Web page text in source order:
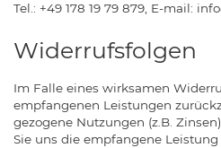
Tel.: +49 178 19 79 879, E-mail:
Widerrufsfolgen
Im Falle eines wirksamen
empfangenen Leistungen
gezogene Nutzungen (z.B.
Sie uns die empfangene Leistung